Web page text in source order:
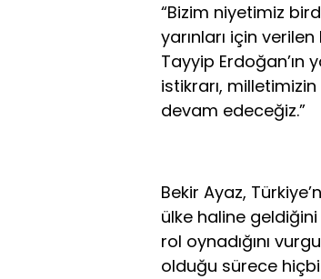
“Bizim niyetimiz
yarınları için
Tayyip Erdoğan’ın
istikrarı,
devam edeceğiz.”
Bekir Ayaz,
ülke haline
rol oynadığını
olduğu sürece